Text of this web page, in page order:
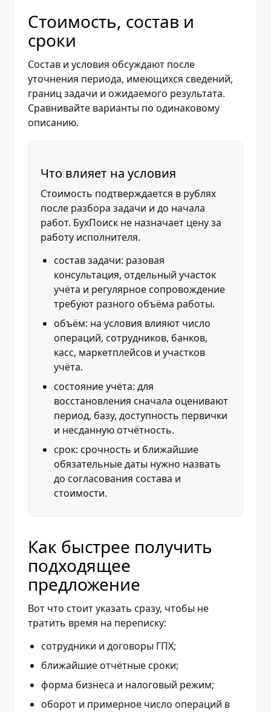
Стоимость, состав и
сроки
Состав и условия обсуждают после
уточнения периода, имеющихся сведений,
границ задачи и ожидаемого результата.
Сравнивайте варианты по одинаковому
описанию.
Что влияет на условия
Стоимость подтверждается в рублях
после разбора задачи и до начала
работ. БухПоиск не назначает цену за
работу исполнителя.
состав задачи: разовая
консультация, отдельный участок
учёта и регулярное сопровождение
требуют разного объёма работы.
объём: на условия влияют число
операций, сотрудников, банков,
касс, маркетплейсов и участков
учёта.
состояние учёта: для
восстановления сначала оценивают
период, базу, доступность первички
и несданную отчётность.
срок: срочность и ближайшие
обязательные даты нужно назвать
до согласования состава и
стоимости.
Как быстрее получить
подходящее
предложение
Вот что стоит указать сразу, чтобы не
тратить время на переписку:
сотрудники и договоры ГПХ;
ближайшие отчётные сроки;
форма бизнеса и налоговый режим;
оборот и примерное число операций в